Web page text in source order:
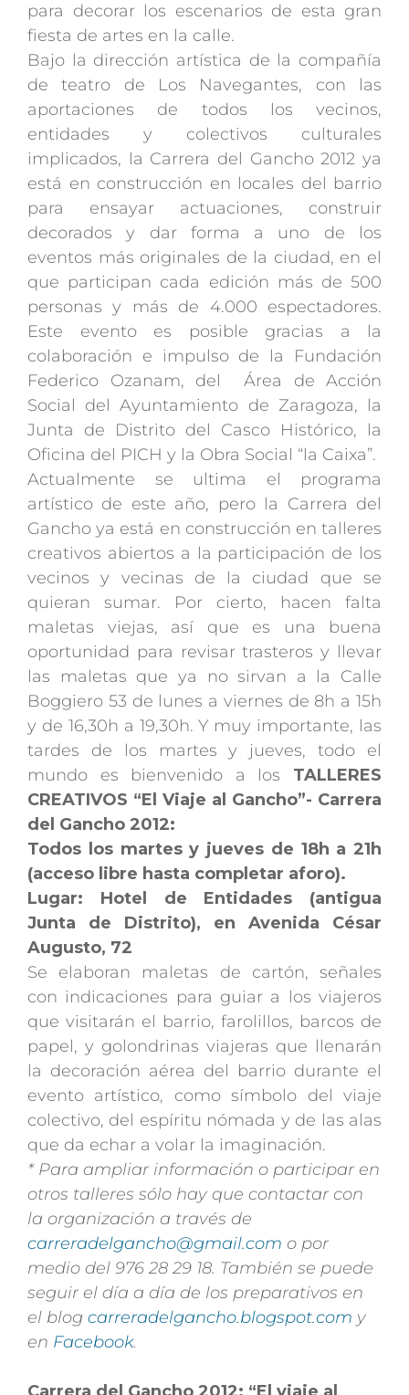
para decorar los escenarios de esta gran
fiesta de artes en la calle.
Bajo la dirección artística de la compañía
de teatro de Los Navegantes, con las
aportaciones de todos los vecinos,
entidades y colectivos culturales
implicados, la Carrera del Gancho 2012 ya
está en construcción en locales del barrio
para ensayar actuaciones, construir
decorados y dar forma a uno de los
eventos más originales de la ciudad, en el
que participan cada edición más de 500
personas y más de 4.000 espectadores.
Este evento es posible gracias a la
colaboración e impulso de la Fundación
Federico Ozanam, del Área de Acción
Social del Ayuntamiento de Zaragoza, la
Junta de Distrito del Casco Histórico, la
Oficina del PICH y la Obra Social “la Caixa”.
Actualmente se ultima el programa
artístico de este año, pero la Carrera del
Gancho ya está en construcción en talleres
creativos abiertos a la participación de los
vecinos y vecinas de la ciudad que se
quieran sumar. Por cierto, hacen falta
maletas viejas, así que es una buena
oportunidad para revisar trasteros y llevar
las maletas que ya no sirvan a la Calle
Boggiero 53 de lunes a viernes de 8h a 15h
y de 16,30h a 19,30h. Y muy importante, las
tardes de los martes y jueves, todo el
mundo es bienvenido a los TALLERES
CREATIVOS “El Viaje al Gancho”- Carrera
del Gancho 2012:
Todos los martes y jueves de 18h a 21h
(acceso libre hasta completar aforo).
Lugar: Hotel de Entidades (antigua
Junta de Distrito), en Avenida César
Augusto, 72
Se elaboran maletas de cartón, señales
con indicaciones para guiar a los viajeros
que visitarán el barrio, farolillos, barcos de
papel, y golondrinas viajeras que llenarán
la decoración aérea del barrio durante el
evento artístico, como símbolo del viaje
colectivo, del espíritu nómada y de las alas
que da echar a volar la imaginación.
* Para ampliar información o participar en
otros talleres sólo hay que contactar con
la organización a través de
carreradelgancho@gmail.com o por
medio del 976 28 29 18. También se puede
seguir el día a día de los preparativos en
el blog carreradelgancho.blogspot.com y
en Facebook.